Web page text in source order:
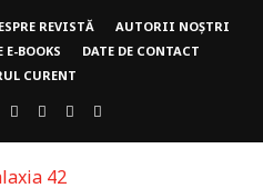
REVISTĂ
AUTORII NOȘTRI
E-BOOKS
DATE DE CONTACT
CURENT